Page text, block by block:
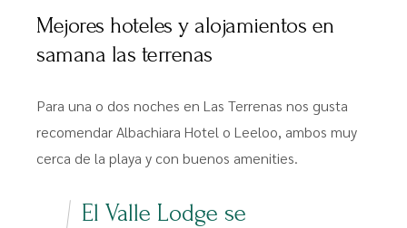
Mejores hoteles y alojamientos en
samana las terrenas
Para una o dos noches en Las Terrenas nos gusta
recomendar Albachiara Hotel o Leeloo, ambos muy
cerca de la playa y con buenos amenities.
El Valle Lodge se